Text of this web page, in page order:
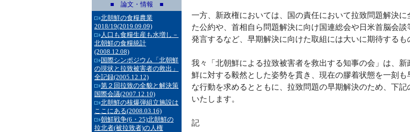
■ 論文・情報 ■
北朝鮮の食糧農業
2018/19(2019.09.09)
人口も食糧生産も水増し－
北朝鮮の食糧統計
(2008.12.08)
国際シンポジウム「北朝鮮
の現状と拉致被害者の救出」
全記録(2005.12.12)
第２回拉致の全貌と解決策
国際会議(2007.12.10)
北朝鮮の核爆弾組立施設は
ここにある(2008.03.16)
朝鮮戦争(6・25)北朝鮮の
拉北者(被拉致者)の人権
一方、新政権においては、国の責任において拉致問題解決に
た公約や、首相自ら問題解決に向け国連総会や日米首脳会談
発言するなど、早期解決に向けた取組には大いに期待するも
我々「北朝鮮による拉致被害者を救出する知事の会」は、新
鮮に対する毅然とした姿勢を貫き、現在の膠着状態を一刻も
な行動を求めるとともに、拉致問題の早期解決のため、下記
いたします。
記